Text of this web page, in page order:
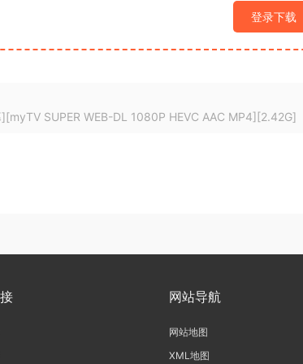
登录下载
SUPER WEB-DL 1080P HEVC AAC MP4][2.42G]
网站导航
网站地图
XML地图